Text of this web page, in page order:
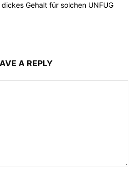
Gehalt für solchen UNFUG
A REPLY